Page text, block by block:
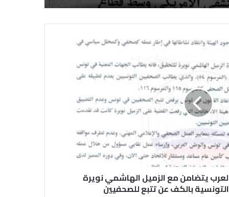
بكل قوة جرائم الاحتلال الصهيوني فى
غزة والتي نتج عنها اغتيال خمسة
صحفيين فلسطينيين
الاتحاد العام للصحفيين العرب يدين
بكل قوة جريمة إغتيال الاحتلال
الصهيوني للصحفيين الفسطينيين فى
غزة
الاتحاد العام للصحفيين العرب يطالب
بدعم حرية الصحافة فى الدول العربية
وذلك بمناسبة اليوم العالمي للصحافة
الثالث من مايو وعيد الصحافة العربية
العرب يتضامن مع الزميل الهاشمي نويرة
بالكف عن تتبع للصحفيين